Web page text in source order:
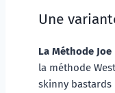
Une
La Méthode Joe
la méthode
skinny bastards